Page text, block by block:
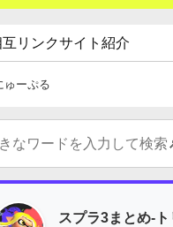
互リンクサイト紹介
ゅーぷる
スプラ3まとめ-